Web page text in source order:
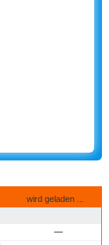
wird geladen ...
—